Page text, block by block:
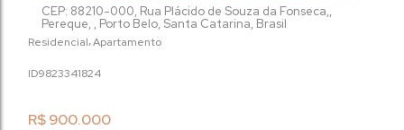
Residencial Apartamento
R$900.000
1824
982334
CEP: 88210-000, Rua Plácido de Souza da Fonseca,,
Pereque , Porto Belo, Santa Catarina, Brasil
belíssimo apartamento conta com 2 suítes,
sacada com churrasqueira e uma vista
deslumbrante. Com uma localização
restaurantes, lojas e tudo que precisa para
oferece uma infraestrutura completa, com